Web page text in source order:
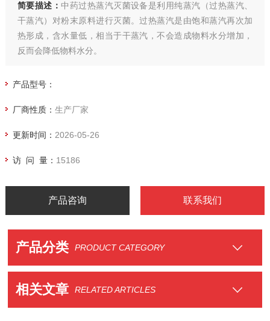
简要描述：中药过热蒸汽灭菌设备是利用纯蒸汽（过热蒸汽、
干蒸汽）对粉末原料进行灭菌。过热蒸汽是由饱和蒸汽再次加
热形成，含水量低，相当于干蒸汽，不会造成物料水分增加，
反而会降低物料水分。
产品型号：
厂商性质： 生产厂家
更新时间： 2026-05-26
访 问 量： 15186
产品咨询 联系我们
产品分类 PRODUCT CATEGORY
相关文章 RELATED ARTICLES